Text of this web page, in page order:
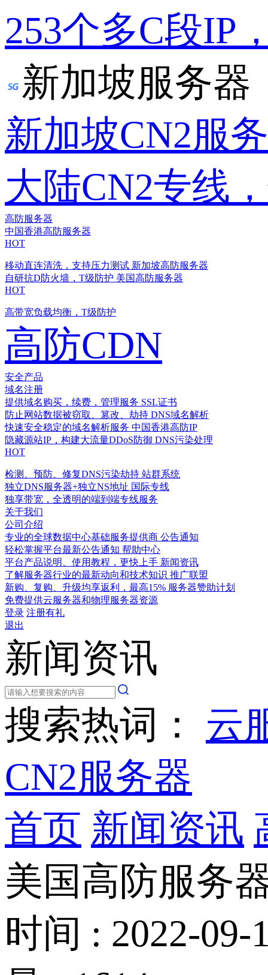
253个多C段IP
新加坡服务器
新加坡CN2服
大陆CN2专线
高防服务器
中国香港高防服务器
HOT
移动直连清洗，支持压力测试 新加坡高防服务器
自研抗D防火墙，T级防护 美国高防服务器
HOT
高带宽负载均衡，T级防护
高防CDN
安全产品
域名注册
提供域名购买，续费，管理服务 SSL证书
防止网站数据被窃取、篡改、劫持 DNS域名解析
快速安全稳定的域名解析服务 中国香港高防IP
隐藏源站IP，构建大流量DDoS防御 DNS污染处理
HOT
检测、预防、修复DNS污染劫持 站群系统
独立DNS服务器+独立NS地址 国际专线
独享带宽，全透明的端到端专线服务
关于我们
公司介绍
专业的全球数据中心基础服务提供商 公告通知
轻松掌握平台最新公告通知 帮助中心
平台产品说明、使用教程，更快上手 新闻资讯
了解服务器行业的最新动向和技术知识 推广联盟
新购、复购、升级均享返利，最高15% 服务器赞助计划
免费提供云服务器和物理服务器资源
登录 注册有礼
退出
新闻资讯
搜索热词： 云
CN2服务器
首页 新闻资讯
美国高防服务
时间 : 2022-09-